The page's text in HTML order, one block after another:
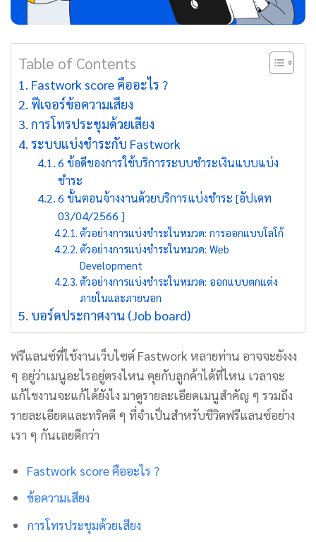
Table of Contents
Fastwork score คืออะไร ?
ฟีเจอร์ข้อความเสียง
การโทรประชุมด้วยเสียง
ระบบแบ่งชำระกับ Fastwork
6 ข้อดีของการใช้บริการระบบชำระเงินแบบแบ่ง
ชำระ
6 ขั้นตอนจ้างงานด้วยบริการแบ่งชำระ [อัปเดท
03/04/2566 ]
ตัวอย่างการแบ่งชำระในหมวด: การออกแบบโลโก้
ตัวอย่างการแบ่งชำระในหมวด: Web
Development
ตัวอย่างการแบ่งชำระในหมวด: ออกแบบตกแต่ง
ภายในและภายนอก
บอร์ดประกาศงาน (Job board)
ฟรีแลนซ์ที่ใช้งานเว็บไซต์ Fastwork หลายท่าน อาจจะยังงง
ๆ อยู่ว่าเมนูอะไรอยู่ตรงไหน คุยกับลูกค้าได้ที่ไหน เวลาจะ
แก้ไขงานจะแก้ได้ยังไง มาดูรายละเอียดเมนูสำคัญ ๆ รวมถึง
รายละเอียดและทริคดี ๆ ที่จำเป็นสำหรับชีวิตฟรีแลนซ์อย่าง
เรา ๆ กันเลยดีกว่า
Fastwork score คืออะไร ?
ข้อความเสียง
การโทรประชุมด้วยเสียง